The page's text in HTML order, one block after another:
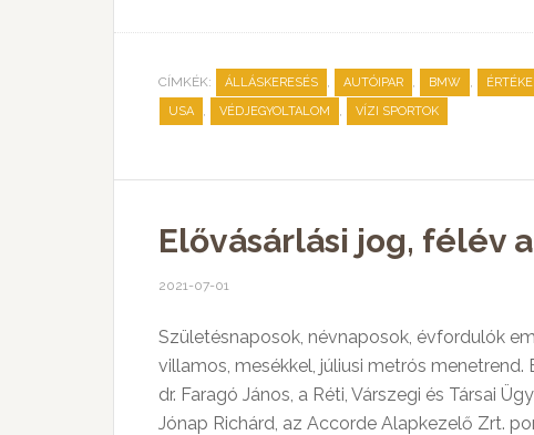
CÍMKÉK: ÁLLÁSKERESÉS , AUTÓIPAR , BMW ,
USA , VÉDJEGYOLTALOM , VÍZI SPORTOK
Elővásárlási jog, félév
2021-07-01
Születésnaposok, névnaposok, évfordulók
villamos, mesékkel, júliusi metrós
dr. Faragó János, a Réti, Várszegi és Társai
Jónap Richárd, az Accorde Alapkezelő Zrt.